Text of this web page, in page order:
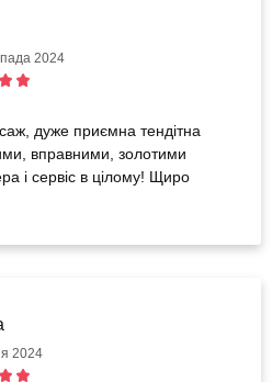
2024
дуже приємна тендітна
вправними, золотими
і сервіс в цілому! Щиро
2024